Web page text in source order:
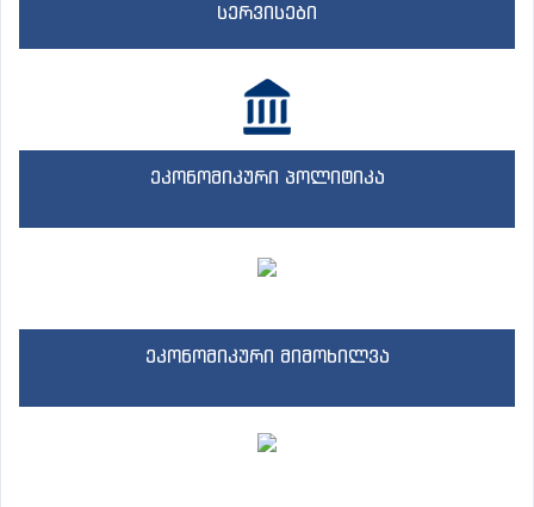
სერვისები
ეკონომიკური პოლიტიკა
ეკონომიკური მიმოხილვა